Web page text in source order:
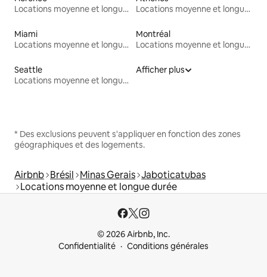
Locations moyenne et longue durée
Locations moyenne et longue durée
Miami
Locations moyenne et longue durée
Montréal
Locations moyenne et longue durée
Seattle
Locations moyenne et longue durée
Afficher plus
* Des exclusions peuvent s'appliquer en fonction des zones
géographiques et des logements.
Airbnb Brésil Minas Gerais Jaboticatubas
Locations moyenne et longue durée
© 2026 Airbnb, Inc.
Confidentialité
Conditions générales